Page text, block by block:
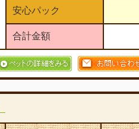
安心パック
合計金額